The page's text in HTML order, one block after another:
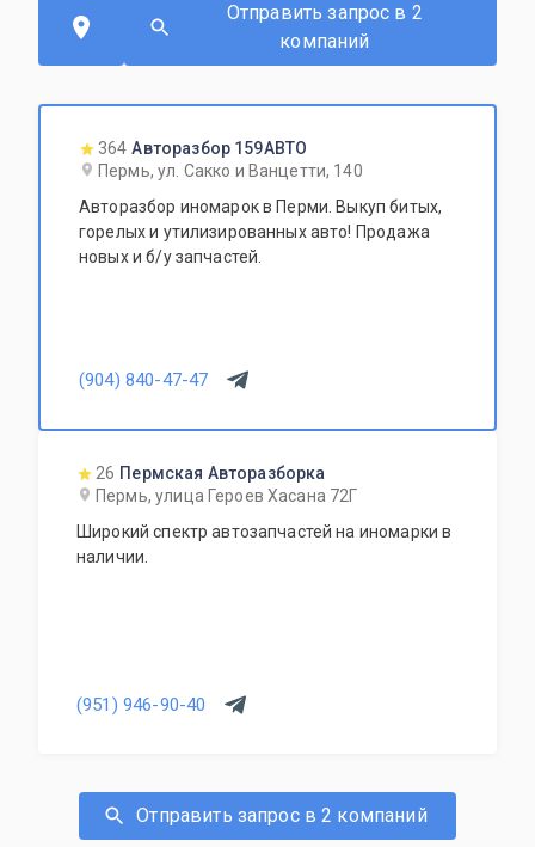
Отправить запрос в 2
компаний
364 Авторазбор 159АВТО
Пермь, ул. Сакко и Ванцетти, 140
Авторазбор иномарок в Перми. Выкуп битых,
горелых и утилизированных авто! Продажа
новых и б/у запчастей.
(904) 840-47-47
26 Пермская Авторазборка
Пермь, улица Героев Хасана 72Г
Широкий спектр автозапчастей на иномарки в
наличии.
(951) 946-90-40
Отправить запрос в 2 компаний